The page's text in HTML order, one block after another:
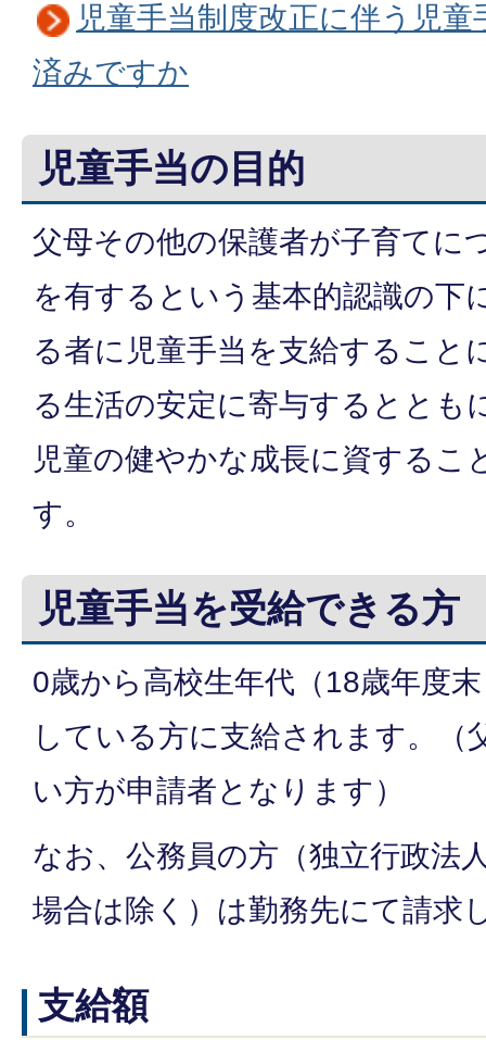
児童手当制度改正に伴う児
済みですか
児童手当の目的
父母その他の保護者が子育てに
を有するという基本的認識の下
る者に児童手当を支給すること
る生活の安定に寄与するととも
児童の健やかな成長に資するこ
す。
児童手当を受給できる方
0歳から高校生年代（18歳年度
している方に支給されます。（
い方が申請者となります）
なお、公務員の方（独立行政法
場合は除く）は勤務先にて請求
支給額